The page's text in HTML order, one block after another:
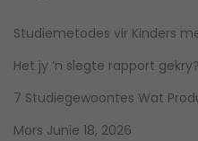
Studiemetodes vir Kinders
Het jy ‘n slegte rapport gekry?
7 Studiegewoontes Wat
Mors Junie 18, 2026